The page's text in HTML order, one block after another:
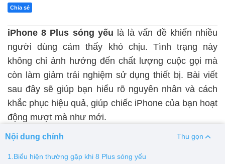
Màn hình Vsmart Màn hình Google Pixel
Thay pin
Pin iPhone Pin Samsumg Pin Oppo Pin Xiaomi
Pin Realme
Vỏ Huawei Vỏ Vivo
Chia sẻ
iPhone 8 Plus sóng yếu là là vấn đề khiến nhiều
người dùng cảm thấy khó chịu. Tình trạng này
không chỉ ảnh hưởng đến chất lượng cuộc gọi mà
còn làm giảm trải nghiệm sử dụng thiết bị. Bài viết
sau đây sẽ giúp bạn hiểu rõ nguyên nhân và cách
khắc phục hiệu quả, giúp chiếc iPhone của bạn hoạt
động mượt mà như mới.
Nội dung chính Thu gọn
1.Biểu hiện thường gặp khi 8 Plus sóng yếu